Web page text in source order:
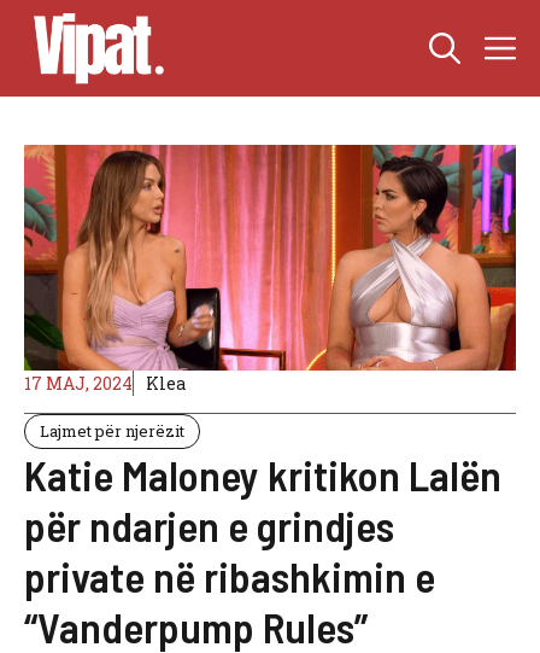
Skip
content
17 MAJ, 2024 Klea
Lajmet për njerëzit
Katie Maloney kritikon Lalën
për ndarjen e grindjes
private në ribashkimin e
“Vanderpump Rules”